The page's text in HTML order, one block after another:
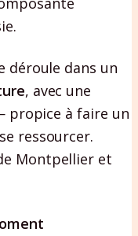
déroule dans un
, avec une
propice à faire un
ressourcer.
Montpellier et